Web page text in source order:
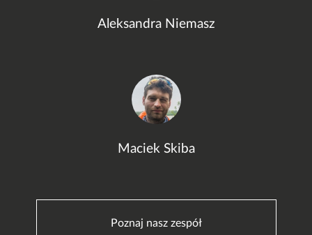
Aleksandra Niemasz
Maciek Skiba
Poznaj nasz zespół